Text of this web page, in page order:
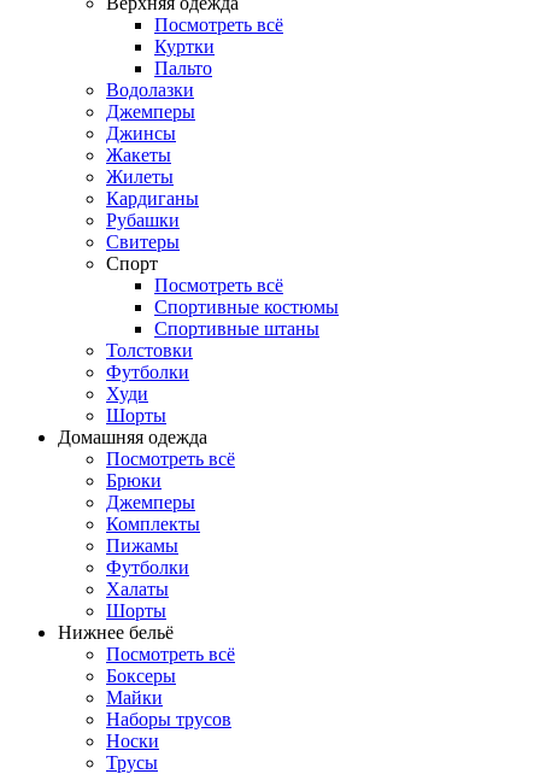
Посмотреть всё
Куртки
Пальто
Водолазки
Джемперы
Джинсы
Жакеты
Жилеты
Кардиганы
Рубашки
Свитеры
Спорт
Посмотреть всё
Спортивные костюмы
Спортивные штаны
Толстовки
Футболки
Худи
Шорты
Домашняя одежда
Посмотреть всё
Брюки
Джемперы
Комплекты
Пижамы
Футболки
Халаты
Шорты
Нижнее бельё
Посмотреть всё
Боксеры
Майки
Наборы трусов
Носки
Трусы